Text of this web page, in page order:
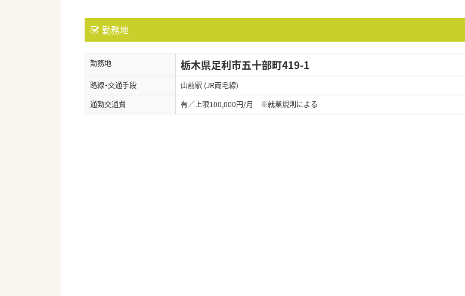
勤務地
勤務地 栃木県足利市五十部町419-1
路線・交通手段
山前駅 (JR両毛線)
通勤交通費
有／上限100,000円/月 ※就業規則による